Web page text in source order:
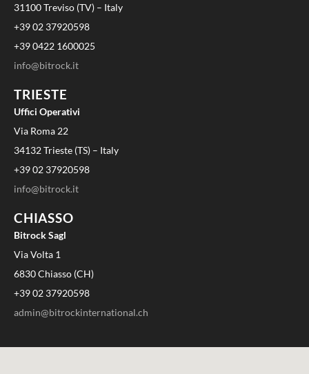
31100 Treviso (TV) – Italy
+39 02 37920598
+39 0422 1600025
info@bitrock.it
TRIESTE
Uffici Operativi
Via Roma 22
34132 Trieste (TS) – Italy
+39 02 37920598
info@bitrock.it
CHIASSO
Bitrock Sagl
Via Volta 1
6830 Chiasso (CH)
+39 02 37920598
admin@bitrockinternational.ch